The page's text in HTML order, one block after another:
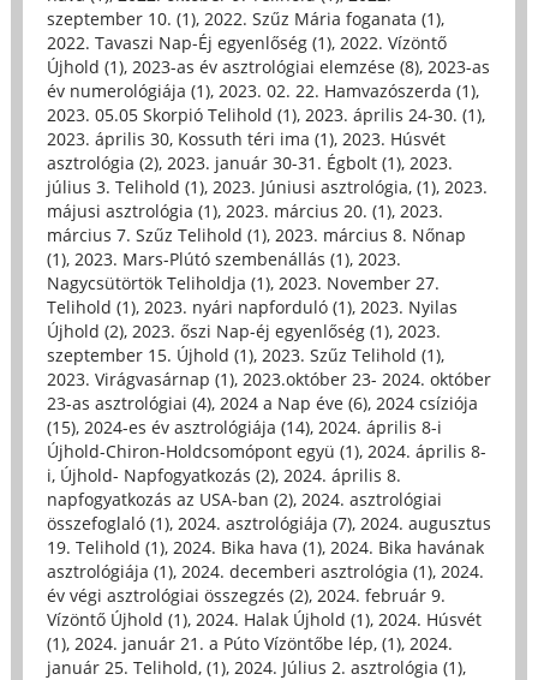
szeptember 10. (1), 2022. Szűz Mária foganata (1),
2022. Tavaszi Nap-Éj egyenlőség (1), 2022. Vízöntő
Újhold (1), 2023-as év asztrológiai elemzése (8), 2023-as
év numerológiája (1), 2023. 02. 22. Hamvazószerda (1),
2023. 05.05 Skorpió Telihold (1), 2023. április 24-30. (1),
2023. április 30, Kossuth téri ima (1), 2023. Húsvét
asztrológia (2), 2023. január 30-31. Égbolt (1), 2023.
július 3. Telihold (1), 2023. Júniusi asztrológia, (1), 2023.
májusi asztrológia (1), 2023. március 20. (1), 2023.
március 7. Szűz Telihold (1), 2023. március 8. Nőnap
(1), 2023. Mars-Plútó szembenállás (1), 2023.
Nagycsütörtök Teliholdja (1), 2023. November 27.
Telihold (1), 2023. nyári napforduló (1), 2023. Nyilas
Újhold (2), 2023. őszi Nap-éj egyenlőség (1), 2023.
szeptember 15. Újhold (1), 2023. Szűz Telihold (1),
2023. Virágvasárnap (1), 2023.október 23- 2024. október
23-as asztrológiai (4), 2024 a Nap éve (6), 2024 csíziója
(15), 2024-es év asztrológiája (14), 2024. április 8-i
Újhold-Chiron-Holdcsomópont együ (1), 2024. április 8-
i, Újhold- Napfogyatkozás (2), 2024. április 8.
napfogyatkozás az USA-ban (2), 2024. asztrológiai
összefoglaló (1), 2024. asztrológiája (7), 2024. augusztus
19. Telihold (1), 2024. Bika hava (1), 2024. Bika havának
asztrológiája (1), 2024. decemberi asztrológia (1), 2024.
év végi asztrológiai összegzés (2), 2024. február 9.
Vízöntő Újhold (1), 2024. Halak Újhold (1), 2024. Húsvét
(1), 2024. január 21. a Púto Vízöntőbe lép, (1), 2024.
január 25. Telihold, (1), 2024. Július 2. asztrológia (1),